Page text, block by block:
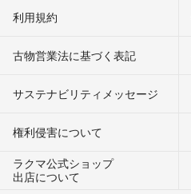
利用規約
古物営業法に基づく表記
サステナビリティメッセージ
権利侵害について
ラクマ公式ショップ
出店について